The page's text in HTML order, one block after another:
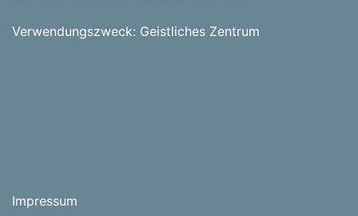
Verwendungszweck: Geistliches Zentrum
Impressum